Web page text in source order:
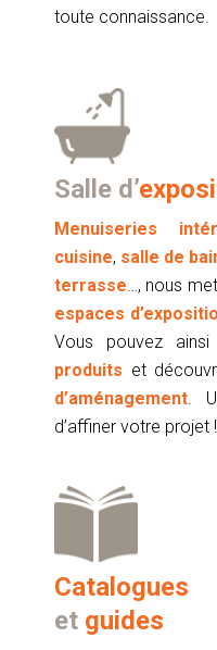
toute connaissance.
Salle d’
Menuiseries
cuisine, salle de
terrasse…, nous
espaces
Vous pouvez
produits et
d’aménagement.
d’affiner votre projet !
Catalogues
et guides